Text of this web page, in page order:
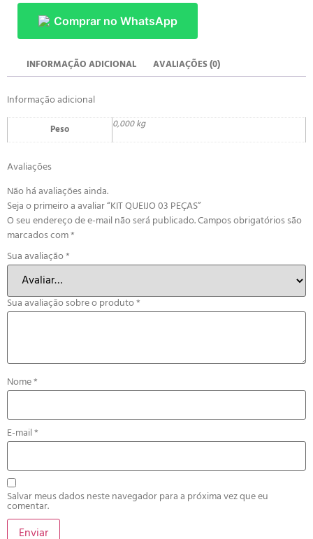
Comprar no WhatsApp
INFORMAÇÃO ADICIONAL AVALIAÇÕES (0)
Informação adicional
Peso 0,000 kg
Avaliações
Não há avaliações ainda.
Seja o primeiro a avaliar “KIT QUEIJO 03 PEÇAS”
O seu endereço de e-mail não será publicado.Campos obrigatórios são
marcados com*
Sua avaliação*
Sua avaliação sobre o produto*
Nome*
E-mail*
Salvar meus dados neste navegador para a próxima vez que eu
comentar.